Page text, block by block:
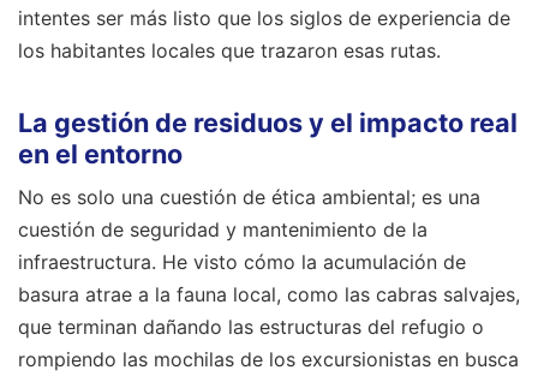
intentes ser más listo que los siglos de experiencia de
los habitantes locales que trazaron esas rutas.
La gestión de residuos y el impacto real
en el entorno
No es solo una cuestión de ética ambiental; es una
cuestión de seguridad y mantenimiento de la
infraestructura. He visto cómo la acumulación de
basura atrae a la fauna local, como las cabras salvajes,
que terminan dañando las estructuras del refugio o
rompiendo las mochilas de los excursionistas en busca